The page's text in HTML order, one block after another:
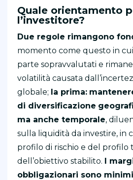
Quale orientamento
l’investitore?
Due regole rimangono
momento come questo in
parte sopravvalutati e
volatilità causata
globale; la prima:
di diversificazione
ma anche temporale,
sulla liquidità da investire, in
profilo di rischio e del profilo
dell’obiettivo stabilito. I
obbligazionari sono minimi